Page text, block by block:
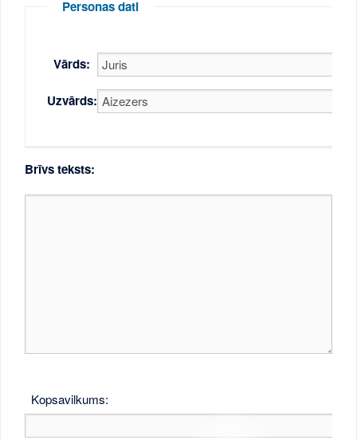
Personas dati
Vārds:
Uzvārds:
Brīvs teksts:
Kopsavilkums: